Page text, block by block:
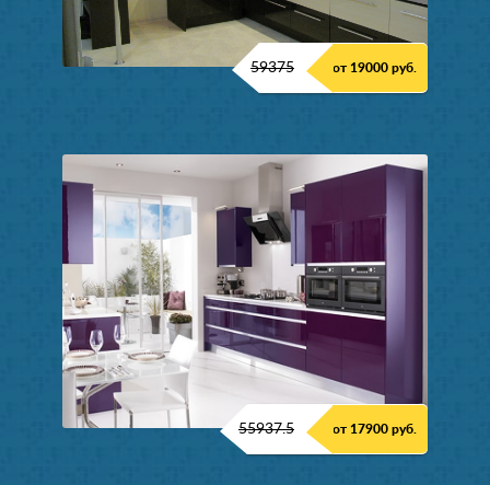
59375 от 19000 руб.
55937.5 от 17900 руб.